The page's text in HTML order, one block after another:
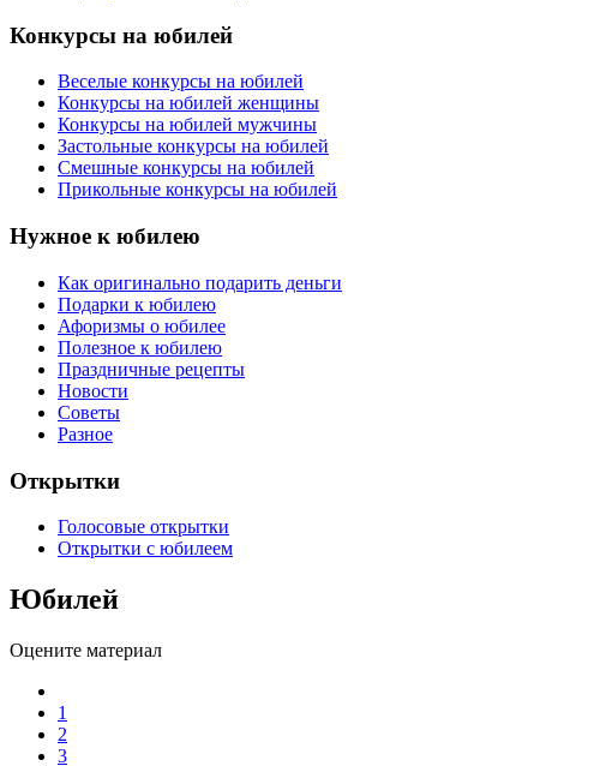
Конкурсы на юбилей
Веселые конкурсы на юбилей
Конкурсы на юбилей женщины
Конкурсы на юбилей мужчины
Застольные конкурсы на юбилей
Смешные конкурсы на юбилей
Прикольные конкурсы на юбилей
Нужное к юбилею
Как оригинально подарить деньги
Подарки к юбилею
Афоризмы о юбилее
Полезное к юбилею
Праздничные рецепты
Новости
Советы
Разное
Открытки
Голосовые открытки
Открытки с юбилеем
Юбилей
Оцените материал
1
2
3